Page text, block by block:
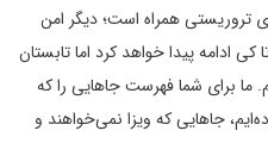
تروریستی همراه است؛ دیگر امن
ادامه پیدا خواهد کرد اما تابستان
ما برای شما فهرست جاهایی را که
جاهایی که ویزا نمی‌خواهند و